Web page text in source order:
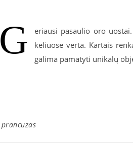
G
eriausi pasaulio oro
keliuose verta. Kartais
galima pamatyti unikalų
prancuzas